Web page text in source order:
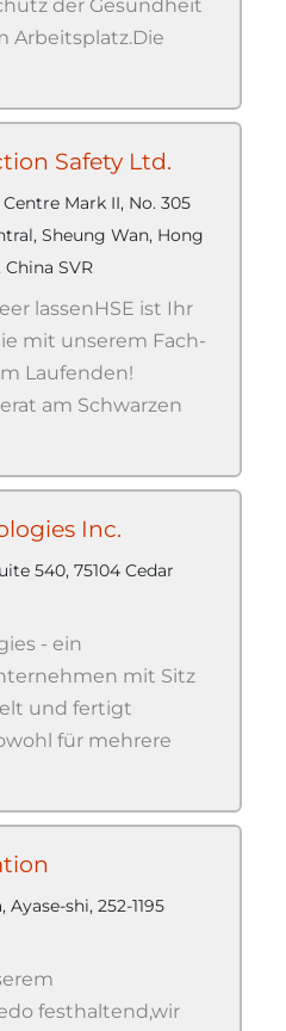
der Gesundheit
Arbeitsplatz.Die
Safety Ltd.
Mark II, No. 305
Sheung Wan, Hong
SVR
lassenHSE ist Ihr
mit unserem Fach-
Laufenden!
am Schwarzen
Inc.
540, 75104 Cedar
- ein
mit Sitz
und fertigt
für mehrere
shi, 252-1195
festhaltend,wir